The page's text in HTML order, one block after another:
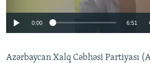
0:00 6:51
Azərbaycan Xalq Cəbhəsi Partiyası